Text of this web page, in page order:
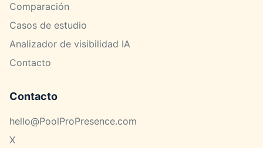
Comparación
Casos de estudio
Analizador de visibilidad IA
Contacto
Contacto
hello@PoolProPresence.com
X